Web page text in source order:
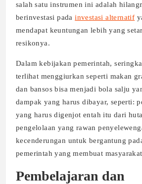
salah satu instrumen ini adalah
berinvestasi padainvestasi alternatif
mendapat keuntungan lebih yang
resikonya.
Dalam kebijakan pemerintah,
terlihat menggiurkan seperti makan
dan bansos bisa menjadi bola salju
dampak yang harus dibayar, seperti:
yang harus digenjot entah itu dari
pengelolaan yang rawan
kecenderungan untuk bergantung
pemerintah yang membuat
Pembelajaran dan